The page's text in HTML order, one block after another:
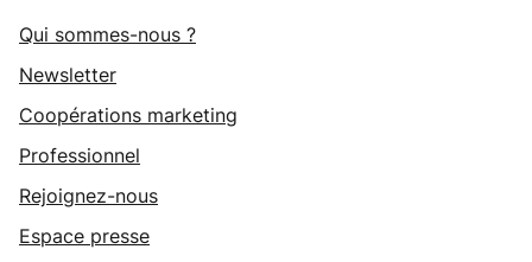
Qui sommes-nous ?
Newsletter
Coopérations marketing
Professionnel
Rejoignez-nous
Espace presse